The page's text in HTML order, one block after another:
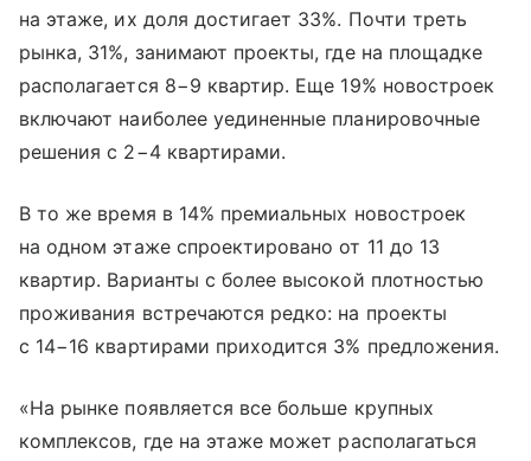
на этаже, их доля достигает 33%. Почти треть
рынка, 31%, занимают проекты, где на площадке
располагается 8−9 квартир. Еще 19% новостроек
включают наиболее уединенные планировочные
решения с 2−4 квартирами.
В то же время в 14% премиальных новостроек
на одном этаже спроектировано от 11 до 13
квартир. Варианты с более высокой плотностью
проживания встречаются редко: на проекты
с 14−16 квартирами приходится 3% предложения.
«На рынке появляется все больше крупных
комплексов, где на этаже может располагаться